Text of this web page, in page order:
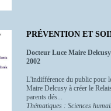
PRÉVENTION ET
Docteur Luce Maire Delcusy
2002
L'indifférence du public pour
Maire Delcusy à créer le
parents dés...
Thématiques : Sciences